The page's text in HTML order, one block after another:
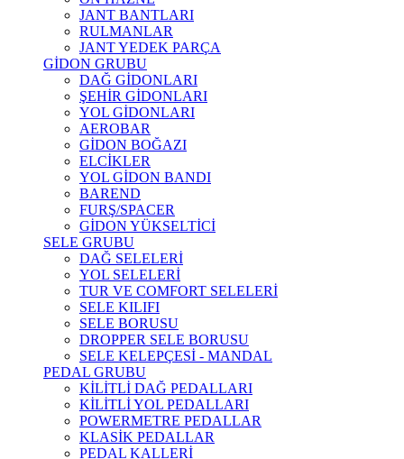
JANT BANTLARI
RULMANLAR
JANT YEDEK PARÇA
GİDON GRUBU
DAĞ GİDONLARI
ŞEHİR GİDONLARI
YOL GİDONLARI
AEROBAR
GİDON BOĞAZI
ELCİKLER
YOL GİDON BANDI
BAREND
FURŞ/SPACER
GİDON YÜKSELTİCİ
SELE GRUBU
DAĞ SELELERİ
YOL SELELERİ
TUR VE COMFORT SELELERİ
SELE KILIFI
SELE BORUSU
DROPPER SELE BORUSU
SELE KELEPÇESİ - MANDAL
PEDAL GRUBU
KİLİTLİ DAĞ PEDALLARI
KİLİTLİ YOL PEDALLARI
POWERMETRE PEDALLAR
KLASİK PEDALLAR
PEDAL KALLERİ